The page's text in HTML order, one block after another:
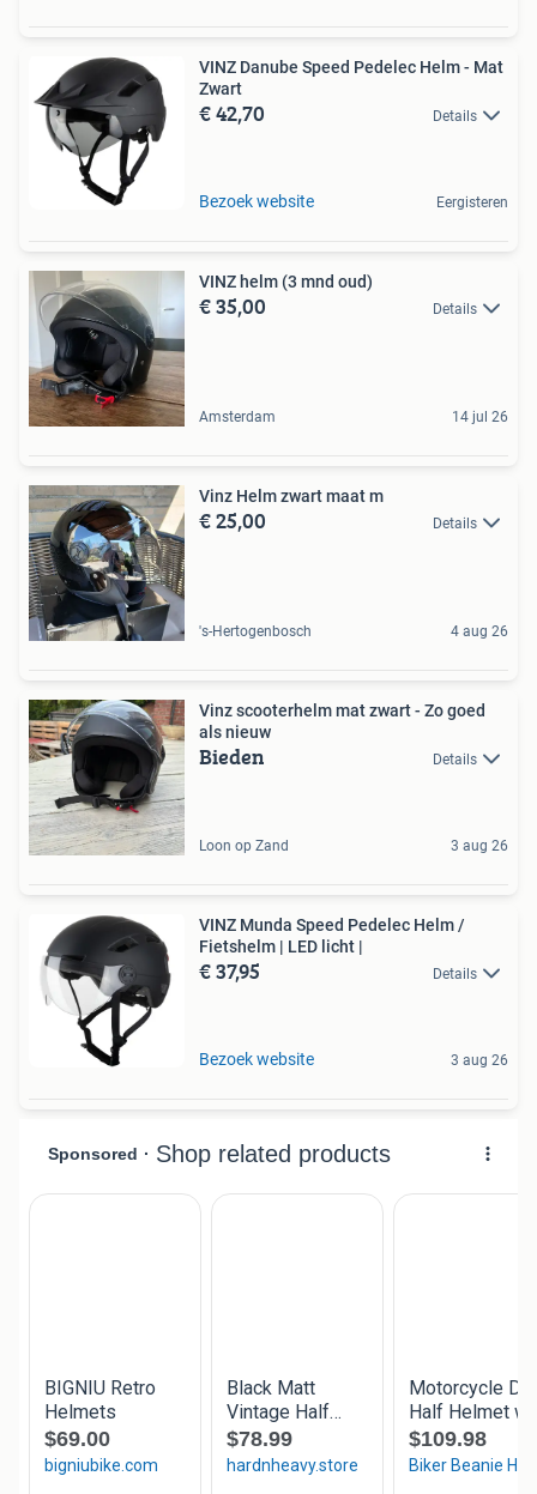
VINZ Danube Speed Pedelec Helm - Mat
Zwart
€ 42,70 Details
Bezoek website Eergisteren
VINZ helm (3 mnd oud)
€ 35,00 Details
Amsterdam 14 jul 26
Vinz Helm zwart maat m
€ 25,00 Details
's-Hertogenbosch 4 aug 26
Vinz scooterhelm mat zwart - Zo goed
als nieuw
Bieden Details
Loon op Zand 3 aug 26
VINZ Munda Speed Pedelec Helm /
Fietshelm | LED licht |
€ 37,95 Details
Bezoek website 3 aug 26